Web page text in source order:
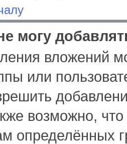
могу
вложений
или
возможно,
определённых